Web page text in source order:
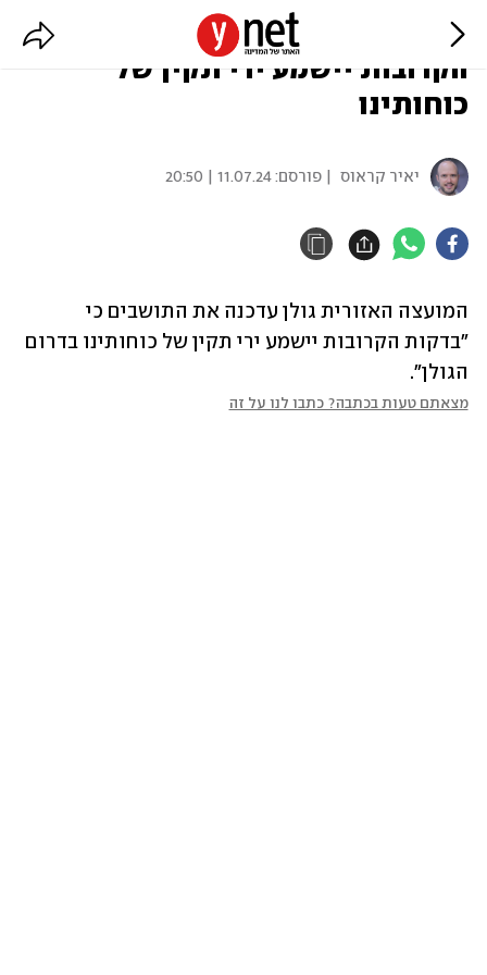
המועצה האזורית גולן: בדקות
הקרובות יישמע ירי תקין של
כוחותינו
יאיר קראוס | פורסם:11.07.24 | 20:50
הגולן".
מצאתם טעות בכתבה? כתבו לנו על זה